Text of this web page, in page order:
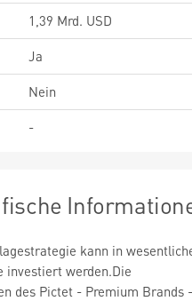
1,39 Mrd. USD
Ja
Nein
-
kann in
investiert werden.Die
des Pictet - Premium Brands